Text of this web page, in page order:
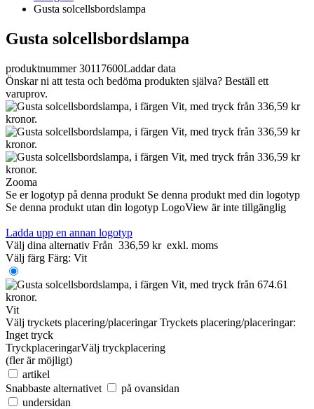
Gusta solcellsbordslampa
Gusta solcellsbordslampa
produktnummer 30117600Laddar data
Önskar ni att testa och bedöma produkten själva? Beställ ett
varuprov.
Zooma
Se er logotyp på denna produkt Se denna produkt med din logotyp
Se denna produkt utan din logotyp LogoView är inte tillgänglig
Ladda upp en annan logotyp
Välj dina alternativ Från 336,59 kr exkl. moms
Välj färg Färg: Vit
Vit
Välj tryckets placering/placeringar Tryckets placering/placeringar:
Inget tryck
TryckplaceringarVälj tryckplacering
(fler är möjligt)
artikel
Snabbaste alternativet
på ovansidan
undersidan